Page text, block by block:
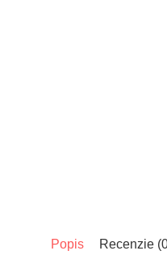
Popis Recenzie